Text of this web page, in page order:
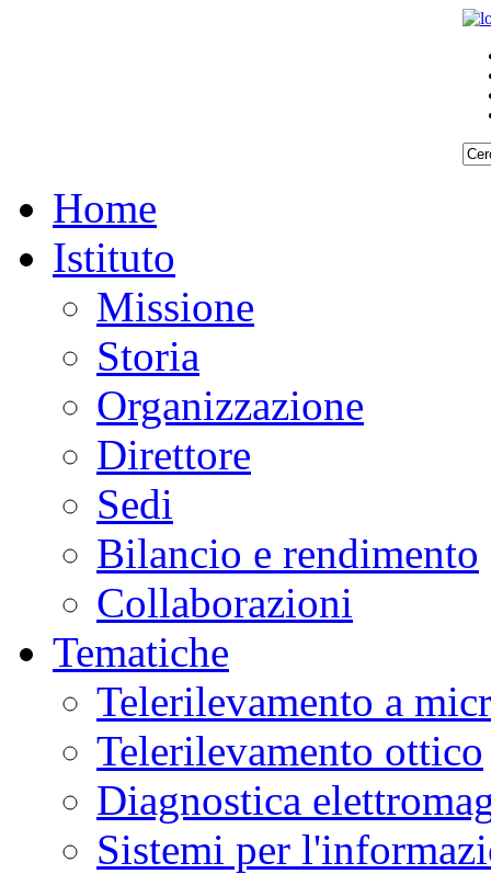
Home
Istituto
Missione
Storia
Organizzazione
Direttore
Sedi
Bilancio e rendimento
Collaborazioni
Tematiche
Telerilevamento a
Telerilevamento ottico
Diagnostica
Sistemi per